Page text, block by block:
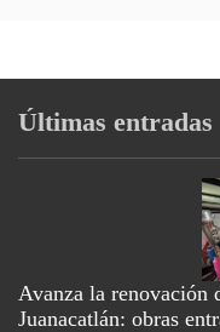
Últimas entradas
Avanza la renovación
Juanacatlán: obras